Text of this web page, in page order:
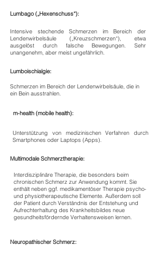
Lumbago („Hexenschuss“):
Intensive stechende Schmerzen im Bereich der
Lendenwirbelsäule („Kreuzschmerzen“), etwa
ausgelöst durch falsche Bewegungen. Sehr
unangenehm, aber meist ungefährlich.
Lumboischialgie:
Schmerzen im Bereich der Lendenwirbelsäule, die in
ein Bein ausstrahlen.
m-health (mobile health):
Unterstützung von medizinischen Verfahren durch
Smartphones oder Laptops (Apps).
Multimodale Schmerztherapie:
Interdisziplinäre Therapie, die besonders beim
chronischen Schmerz zur Anwendung kommt. Sie
enthält neben ggf. medikamentöser Therapie psycho-
und physiotherapeutische Elemente. Außerdem soll
der Patient durch Verständnis der Entstehung und
Aufrechterhaltung des Krankheitsbildes neue
gesundheitsfördernde Verhaltensweisen lernen.
Neuropathischer Schmerz: